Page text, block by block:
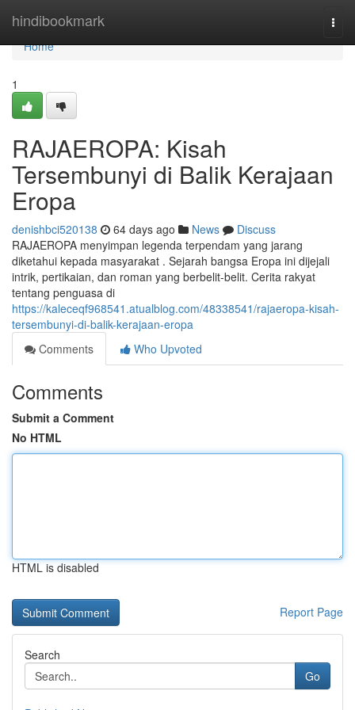
hindibookmark
Home
Home
1
RAJAEROPA: Kisah
Tersembunyi di Balik Kerajaan
Eropa
denishbci520138 64 days ago News
Discuss
RAJAEROPA menyimpan legenda terpendam yang jarang
diketahui kepada masyarakat . Sejarah bangsa Eropa ini dijejali
intrik, pertikaian, dan roman yang berbelit-belit. Cerita rakyat
tentang penguasa di
https://kaleceqf968541.atualblog.com/48338541/rajaeropa-kisah-
tersembunyi-di-balik-kerajaan-eropa
Comments
Who Upvoted
Comments
Submit a Comment
No HTML
HTML is disabled
Report Page
Search
Go